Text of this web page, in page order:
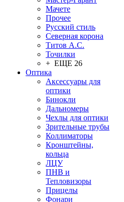
Мачете
Прочее
Русский стиль
Северная корона
Титов А.С.
Точилки
+ ЕЩЕ 26
Оптика
Аксессуары для
оптики
Бинокли
Дальномеры
Чехлы для оптики
Зрительные трубы
Коллиматоры
Кронштейны,
кольца
ЛЦУ
ПНВ и
Тепловизоры
Прицелы
Фонари